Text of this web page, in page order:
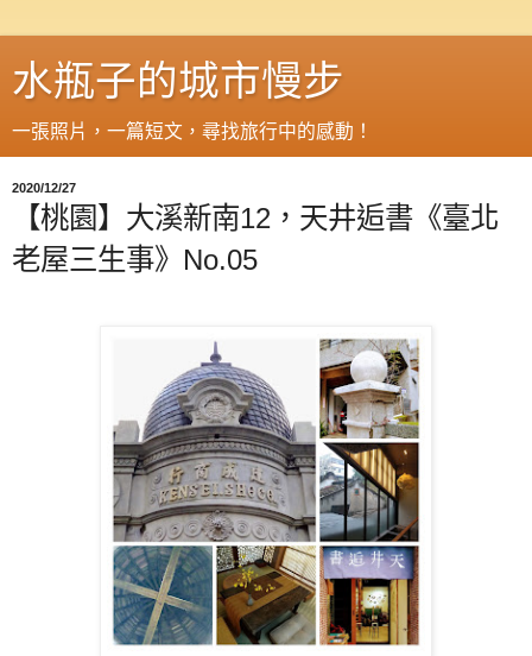
水瓶子的城市慢步
一張照片，一篇短文，尋找旅行中的感動！
2020/12/27
【桃園】大溪新南12，天井逅書《臺北
老屋三生事》No.05